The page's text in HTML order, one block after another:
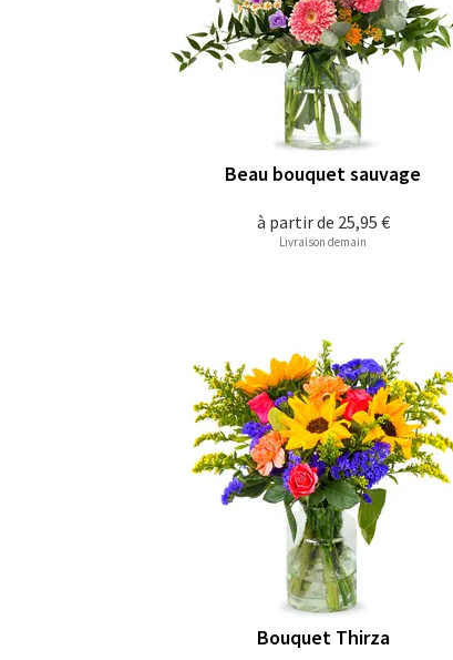
à partir de 25,95 €
Beau bouquet sauvage
Livraison demain
Bouquet Thirza